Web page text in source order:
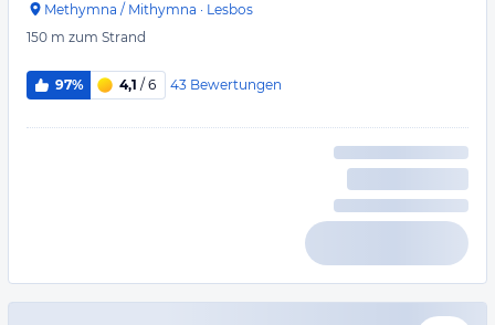
Methymna / Mithymna · Lesbos
150 m zum Strand
97% 4,1 / 6 43 Bewertungen